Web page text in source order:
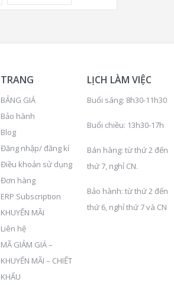
TRANG
BẢNG GIÁ
Bảo hành
Blog
Đăng nhập/ đăng kí
Điều khoản sử dụng
Đơn hàng
ERP Subscription
KHUYẾN MÃI
Liên hệ
MÃ GIẢM GIÁ –
KHUYẾN MÃI – CHIẾT
KHẤU
LỊCH LÀM VIỆC
Buổi sáng: 8h30-11h30
Buổi chiều: 13h30-17h
Bán hàng: từ thứ 2 đến
thứ 7, nghỉ CN.
Bảo hành: từ thứ 2 đến
thứ 6, nghỉ thứ 7 và CN